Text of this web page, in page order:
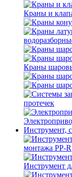
Краны и
Краны
протечек
Инструмент,
монтажа PP-R
Инструмент